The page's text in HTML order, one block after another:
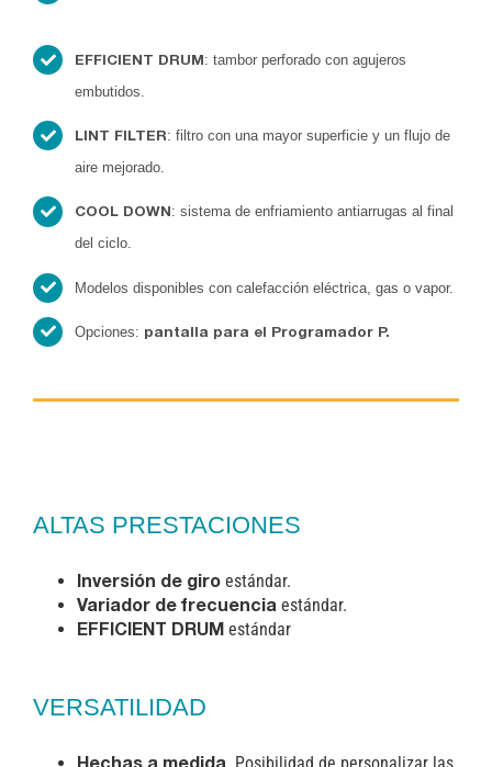
EFFICIENT DRUM: tambor perforado con agujeros
embutidos.
LINT FILTER: filtro con una mayor superficie y un flujo de
aire mejorado.
COOL DOWN: sistema de enfriamiento antiarrugas al final
del ciclo.
Modelos disponibles con calefacción eléctrica, gas o vapor.
Opciones: pantalla para el Programador P.
ALTAS PRESTACIONES
Inversión de giroestándar.
Variador de frecuenciaestándar.
EFFICIENT DRUM estándar
VERSATILIDAD